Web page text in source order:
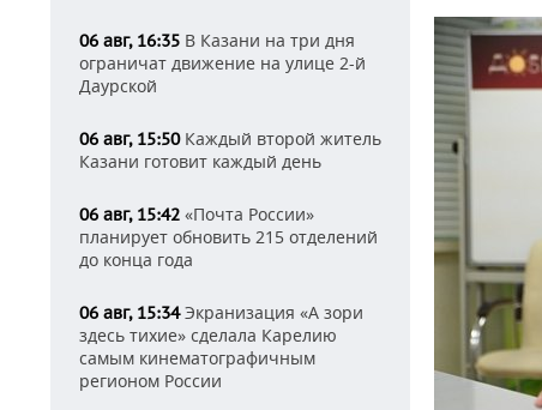
06 авг, 16:35 В Казани на три дня
ограничат движение на улице 2-й
Даурской
06 авг, 15:50Каждый второй житель
Казани готовит каждый день
06 авг, 15:42 «Почта России»
планирует обновить 215 отделений
до конца года
06 авг, 15:34Экранизация «А зори
здесь тихие» сделала Карелию
самым кинематографичным
регионом России